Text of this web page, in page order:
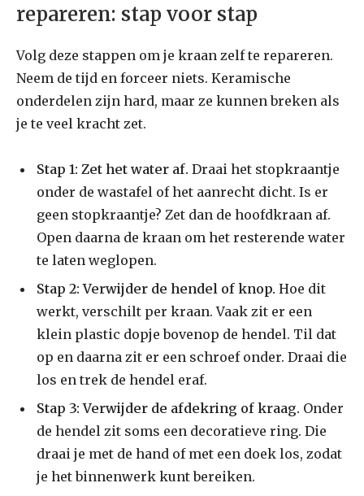
repareren: stap voor stap
Volg deze stappen om je kraan zelf te repareren.
Neem de tijd en forceer niets. Keramische
onderdelen zijn hard, maar ze kunnen breken als
je te veel kracht zet.
Stap 1: Zet het water af. Draai het stopkraantje
onder de wastafel of het aanrecht dicht. Is er
geen stopkraantje? Zet dan de hoofdkraan af.
Open daarna de kraan om het resterende water
te laten weglopen.
Stap 2: Verwijder de hendel of knop. Hoe dit
werkt, verschilt per kraan. Vaak zit er een
klein plastic dopje bovenop de hendel. Til dat
op en daarna zit er een schroef onder. Draai die
los en trek de hendel eraf.
Stap 3: Verwijder de afdekring of kraag. Onder
de hendel zit soms een decoratieve ring. Die
draai je met de hand of met een doek los, zodat
je het binnenwerk kunt bereiken.